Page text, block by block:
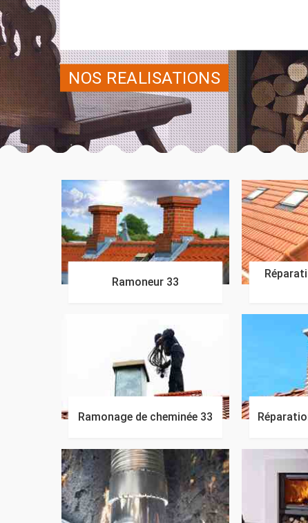
NOS REALISATIONS
Ramoneur 33
Ramonage de cheminée 33